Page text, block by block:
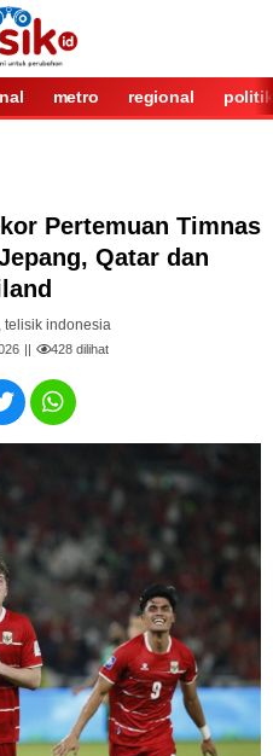
metro regional politik
Pertemuan Timnas
Qatar dan
, telisik indonesia
428dilihat